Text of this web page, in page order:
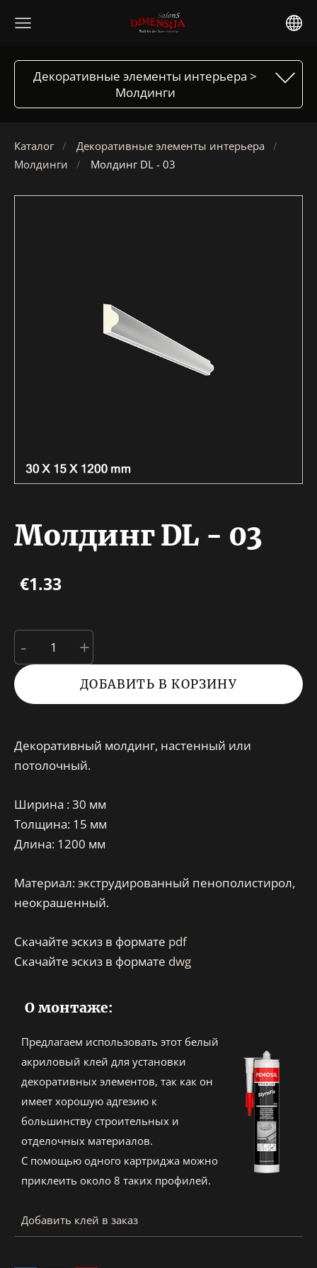
Декоративные элементы интерьера >
Молдинги
Каталог
Декоративные элементы интерьера
Молдинги
Молдинг DL - 03
Молдинг DL - 03
€1.33
- +
ДОБАВИТЬ В КОРЗИНУ
Декоративный молдинг, настенный или
потолочный.
Ширина : 30 мм
Толщина: 15 мм
Длина: 1200 мм
Материал: экструдированный пенополистирол,
неокрашенный.
Скачайте эскиз в формате pdf
Скачайте эскиз в формате dwg
О монтаже:
Предлагаем использовать этот белый
акриловый клей для установки
декоративных элементов, так как он
имеет хорошую адгезию к
большинству строительных и
отделочных материалов.
С помощью одного картриджа можно
приклеить около 8 таких профилей.
Добавить клей в заказ